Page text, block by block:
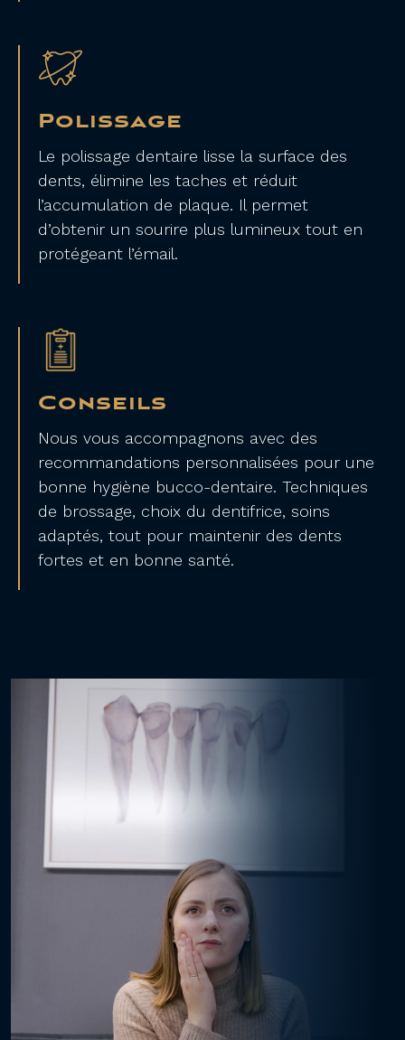
Polissage
Le polissage dentaire lisse la surface des
dents, élimine les taches et réduit
l’accumulation de plaque. Il permet
d’obtenir un sourire plus lumineux tout en
protégeant l’émail.
Conseils
Nous vous accompagnons avec des
recommandations personnalisées pour une
bonne hygiène bucco-dentaire. Techniques
de brossage, choix du dentifrice, soins
adaptés, tout pour maintenir des dents
fortes et en bonne santé.